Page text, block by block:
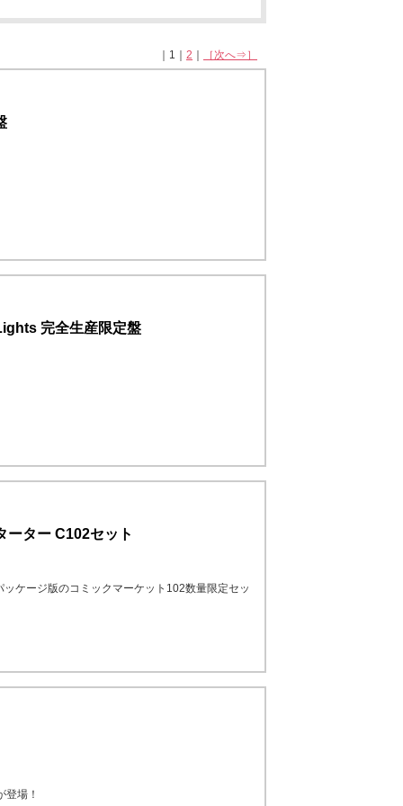
｜1｜ 2 ［次へ⇒］
完全生産限定盤
ーター C102セット
ケージ版のコミックマーケット102数量限定セッ
登場！